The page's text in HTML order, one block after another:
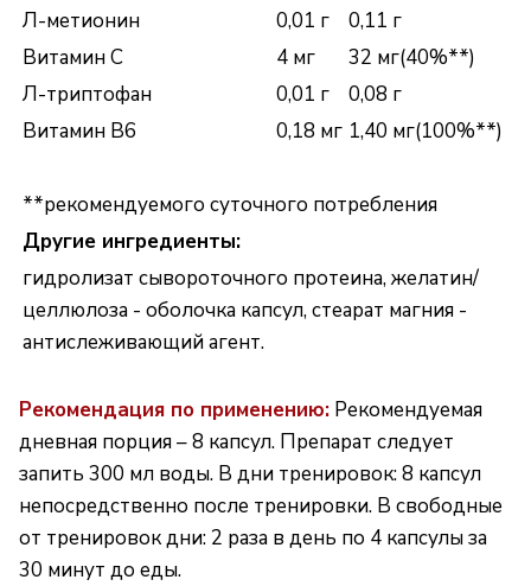
Л-метионин
0,01 г
0,11 г
Витамин С
4 мг
32 мг(40%**)
Л-триптофан
0,01 г
0,08 г
Витамин B6
0,18 мг 1,40 мг(100%**)
**рекомендуемого суточного потребления
Другие ингредиенты:
гидролизат сывороточного протеина, желатин/
целлюлоза - оболочка капсул, стеарат магния -
антислеживающий агент.
Рекомендация по применению: Рекомендуемая
дневная порция – 8 капсул. Препарат следует
запить 300 мл воды. В дни тренировок: 8 капсул
непосредственно после тренировки. В свободные
от тренировок дни: 2 раза в день по 4 капсулы за
30 минут до еды.